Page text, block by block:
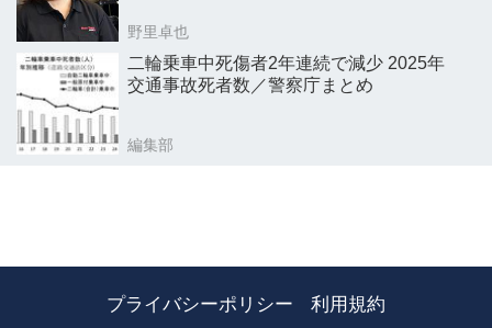
野里卓也
二輪乗車中死傷者2年連続で減少 2025年
交通事故死者数／警察庁まとめ
編集部
プライバシーポリシー
利用規約